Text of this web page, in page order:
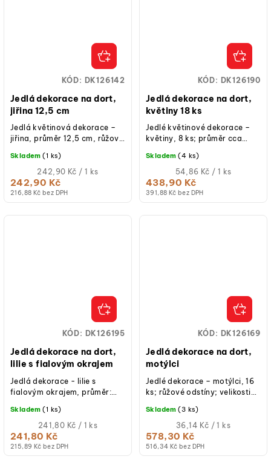
Jedlá dekorace na dort,
jiřina 12,5 cm
216,88 Kč bez DPH
242,90 Kč
Měrná
cena:
242,90 Kč / 1 ks
Skladem (1 ks)
Jedlá květinová dekorace –
jiřina, průměr 12,5 cm, růžová
použití na dorty a...
KÓD: DK126142
Jedlá dekorace na dort,
květiny 18 ks
391,88 Kč bez DPH
438,90 Kč
Měrná
cena:
54,86 Kč / 1 ks
Skladem (4 ks)
Jedlé květinové dekorace –
květiny, 8 ks; průměr cca
papír; hotové k použití na
KÓD: DK126190
Jedlá dekorace na dort,
lilie s fialovým okrajem
215,89 Kč bez DPH
241,80 Kč
Měrná
cena:
241,80 Kč / 1 ks
Skladem (1 ks)
Jedlá dekorace - lilie s
fialovým okrajem, průměr:
hotové k použití na dorty a
cupcakes.
KÓD: DK126195
Jedlá dekorace na dort,
motýlci
516,34 Kč bez DPH
578,30 Kč
Měrná
cena:
36,14 Kč / 1 ks
Skladem (3 ks)
Jedlé dekorace – motýlci, 16
ks; růžové odstíny; velikosti
hotové k použití na dorty,...
KÓD: DK126169